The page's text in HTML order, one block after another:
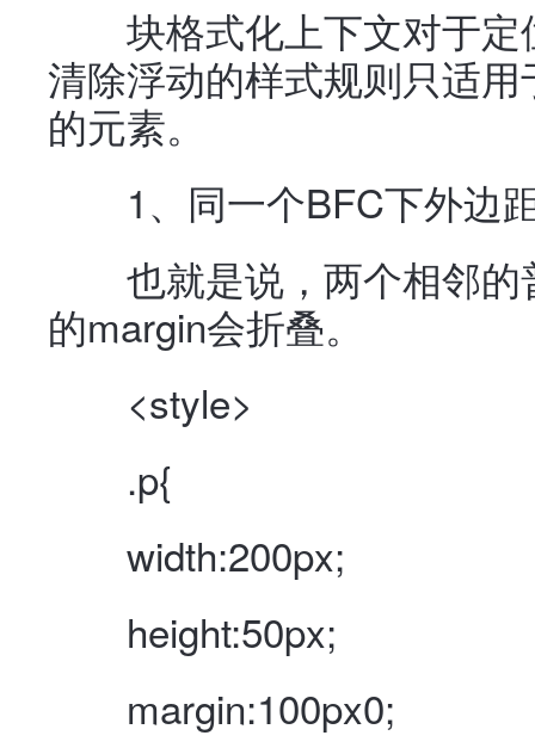
块格式化上下文对于定
清除浮动的样式规则只适
的元素。
1、同一个BFC下外边
也就是说，两个相邻的
的margin会折叠。
<style>
.p{
width:200px;
height:50px;
margin:100px0;